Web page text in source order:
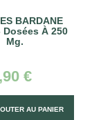
BARDANE
Dosées À 250
Mg.
€
AU PANIER